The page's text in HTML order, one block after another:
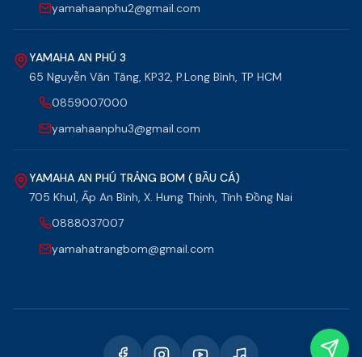
yamahaanphu2@gmail.com
YAMAHA AN PHÚ 3
65 Nguyễn Văn Tăng, KP32, P.Long Bình, TP HCM
0859007000
yamahaanphu3@gmail.com
YAMAHA AN PHÚ TRẢNG BOM ( BẦU CÁ)
705 Khu1, Ấp An Bình, X. Hưng Thịnh, Tĩnh Đồng Nai
0888037007
yamahatrangbom@gmail.com